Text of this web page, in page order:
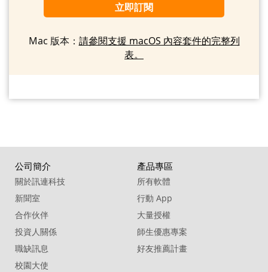
立即訂閱
Mac 版本： 請參閱支援 macOS 內容套件的完整列
表。
公司簡介
關於訊連科技
新聞室
合作伙伴
投資人關係
職缺訊息
校園大使
產品專區
所有軟體
行動 App
大量授權
師生優惠專案
好友推薦計畫